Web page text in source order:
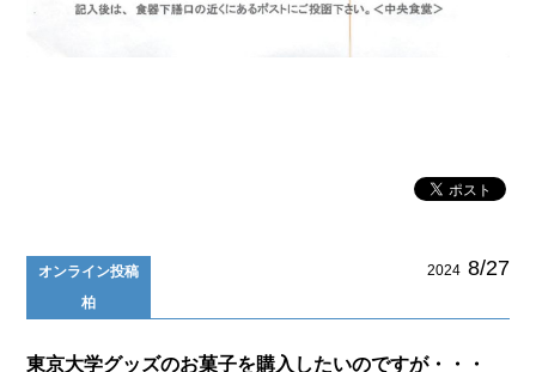
オンライン投稿
柏
2024 8/27
東京大学グッズのお菓子を購入したいのですが・・・